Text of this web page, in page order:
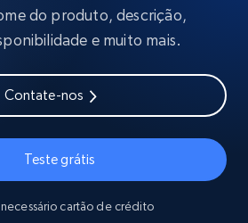
do produto, descrição,
e muito mais.
Contate-nos
Teste grátis
cartão de crédito